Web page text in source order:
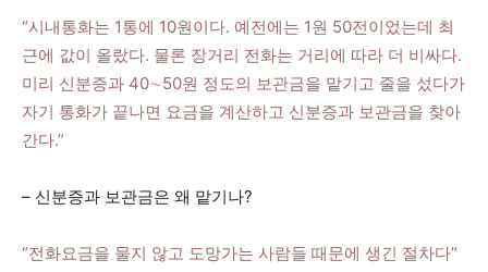
“시내통화는 1통에 10원이다. 예전에는 1원 50전이었는데 최
근에 값이 올랐다. 물론 장거리 전화는 거리에 따라 더 비싸다.
미리 신분증과 40∼50원 정도의 보관금을 맡기고 줄을 섰다가
자기 통화가 끝나면 요금을 계산하고 신분증과 보관금을 찾아
간다.”
– 신분증과 보관금은 왜 맡기나?
“전화요금을 물지 않고 도망가는 사람들 때문에 생긴 절차다”